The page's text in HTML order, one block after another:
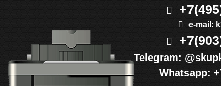
e-mail:
Telegram:
Whatsapp: